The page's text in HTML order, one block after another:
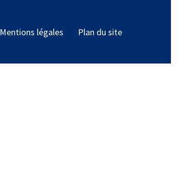
Mentions légales Plan du site